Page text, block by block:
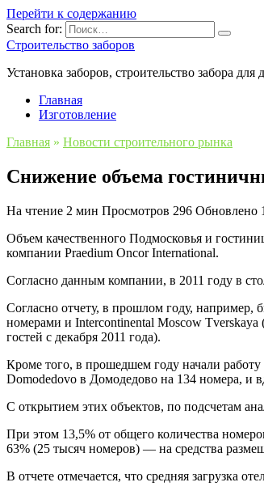
Перейти к содержанию
Search for:
Строительство заборов
Установка заборов, строительство забора для
Главная
Изготовление
Главная » Новости строительного рынка
Снижение объема
На чтение 2 мин Просмотров 296 Обновлено
Объем качественного Подмосковья и
компании Praedium Oncor International.
Согласно данным компании, в 2011 году в
Согласно отчету, в прошлом году, например,
номерами и Intercontinental Moscow
гостей с декабря 2011 года).
Кроме того, в прошедшем году начали
Domodedovo в Домодедово на 134 номера, и
С открытием этих объектов, по подсчетам
При этом 13,5% от общего количества
63% (25 тысяч номеров) — на средства
В отчете отмечается, что средняя загрузка